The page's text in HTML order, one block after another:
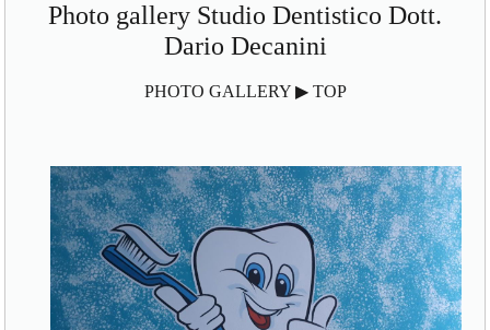
Photo gallery Studio Dentistico Dott.
Dario Decanini
PHOTO GALLERY ▶ TOP